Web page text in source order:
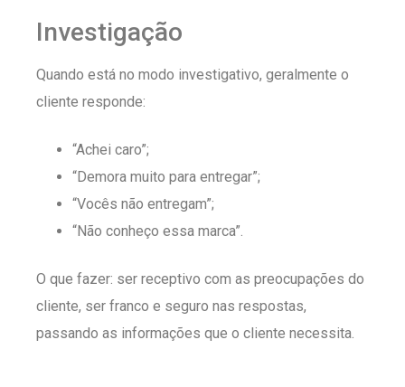
Investigação
Quando está no modo investigativo, geralmente o
cliente responde:
“Achei caro”;
“Demora muito para entregar”;
“Vocês não entregam”;
“Não conheço essa marca”.
O que fazer: ser receptivo com as preocupações do
cliente, ser franco e seguro nas respostas,
passando as informações que o cliente necessita.